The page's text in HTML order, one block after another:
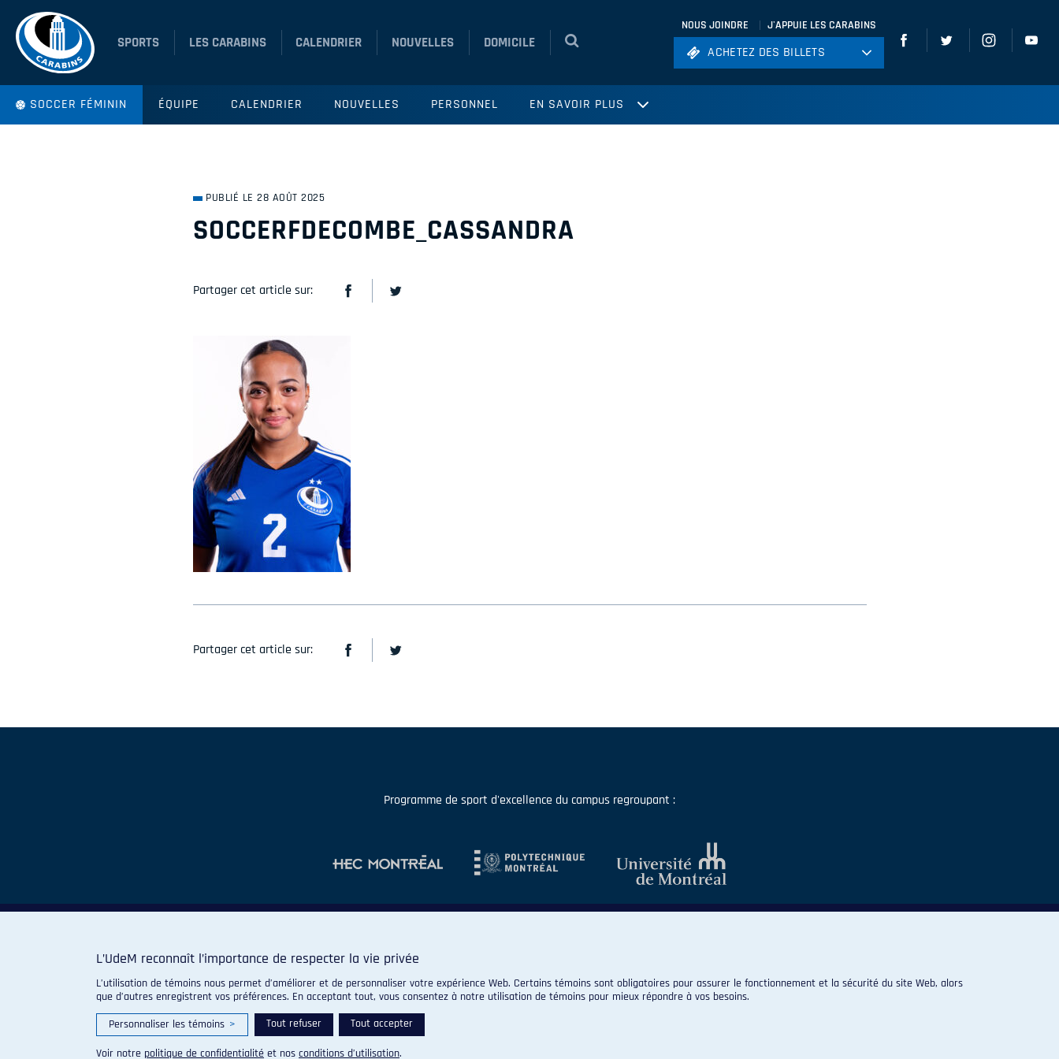
SPORTS LES CARABINS CALENDRIER NOUVELLES DOMICILE
NOUS JOINDRE J'APPUIE LES CARABINS
ACHETEZ DES BILLETS
ACHETEZ DES BILLETS
SOCCER FÉMININ ÉQUIPE CALENDRIER NOUVELLES PERSONNEL EN SAVOIR PLUS
PUBLIÉ LE 28 AOÛT 2025
SOCCERFDECOMBE_CASSANDRA
Partager cet article sur:
Partager cet article sur:
Programme de sport d'excellence du campus regroupant :
© 2026 Carabins de l'Université de Montréal. Tous droits réservés.
L’UdeM reconnaît l’importance de respecter la vie privée
L’utilisation de témoins nous permet d’améliorer et de personnaliser votre expérience Web. Certains témoins sont obligatoires pour assurer le fonctionnement et la sécurité du site Web, alors
que d’autres enregistrent vos préférences. En acceptant tout, vous consentez à notre utilisation de témoins pour mieux répondre à vos besoins.
Personnaliser les témoins > Tout refuser Tout accepter
Voir notre politique de confidentialité et nos conditions d’utilisation.